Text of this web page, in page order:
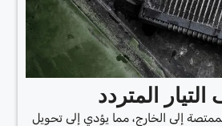
المتردد
إلى الخارج، مما يؤدي إلى تحويل